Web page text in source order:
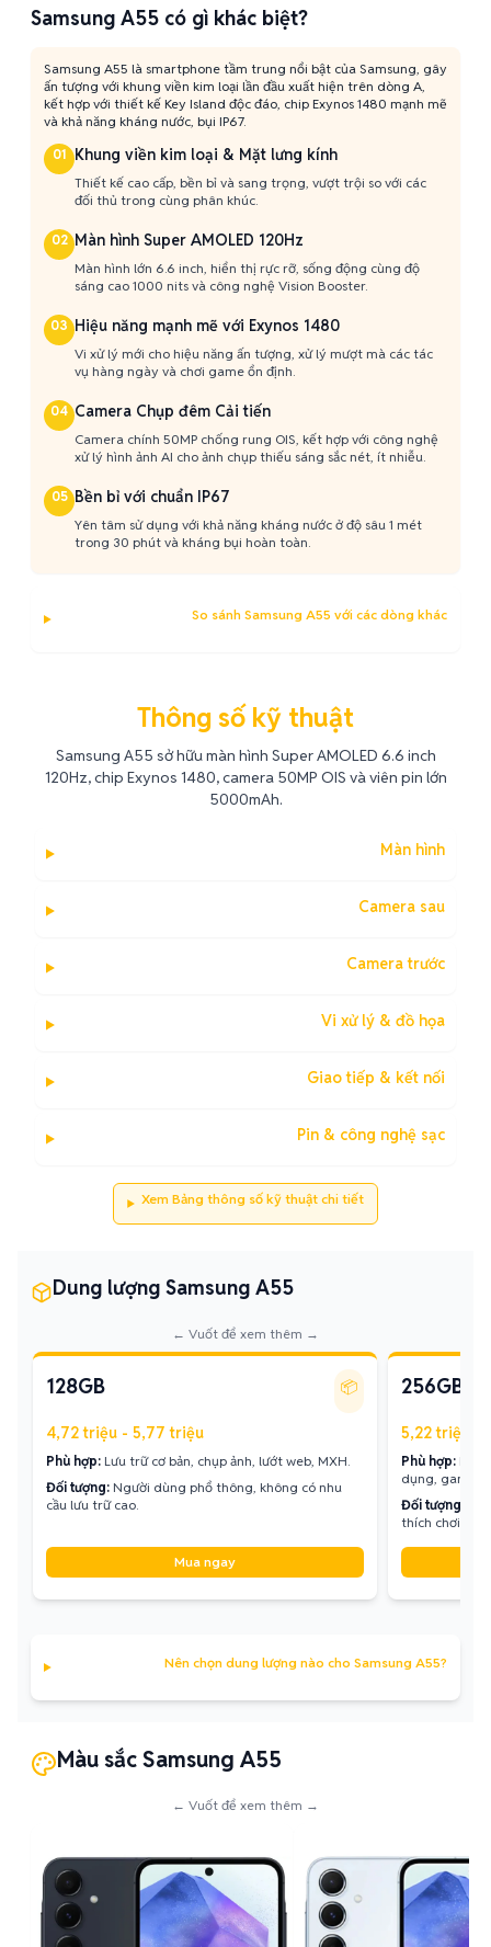
Samsung A55 có gì khác biệt?
Samsung A55 là smartphone tầm trung nổi bật của Samsung, gây
ấn tượng với khung viền kim loại lần đầu xuất hiện trên dòng A,
kết hợp với thiết kế Key Island độc đáo, chip Exynos 1480 mạnh mẽ
và khả năng kháng nước, bụi IP67.
01 Khung viền kim loại & Mặt lưng kính
Thiết kế cao cấp, bền bỉ và sang trọng, vượt trội so với các
đối thủ trong cùng phân khúc.
02 Màn hình Super AMOLED 120Hz
Màn hình lớn 6.6 inch, hiển thị rực rỡ, sống động cùng độ
sáng cao 1000 nits và công nghệ Vision Booster.
03 Hiệu năng mạnh mẽ với Exynos 1480
Vi xử lý mới cho hiệu năng ấn tượng, xử lý mượt mà các tác
vụ hàng ngày và chơi game ổn định.
04 Camera Chụp đêm Cải tiến
Camera chính 50MP chống rung OIS, kết hợp với công nghệ
xử lý hình ảnh AI cho ảnh chụp thiếu sáng sắc nét, ít nhiễu.
05 Bền bỉ với chuẩn IP67
Yên tâm sử dụng với khả năng kháng nước ở độ sâu 1 mét
trong 30 phút và kháng bụi hoàn toàn.
So sánh Samsung A55 với các dòng khác
Thông số kỹ thuật
Samsung A55 sở hữu màn hình Super AMOLED 6.6 inch
120Hz, chip Exynos 1480, camera 50MP OIS và viên pin lớn
5000mAh.
Màn hình
Camera sau
Camera trước
Vi xử lý & đồ họa
Giao tiếp & kết nối
Pin & công nghệ sạc
Xem Bảng thông số kỹ thuật chi tiết
Dung lượng Samsung A55
← Vuốt để xem thêm →
128GB 📦
4,72 triệu - 5,77 triệu
Phù hợp: Lưu trữ cơ bản, chụp ảnh, lướt web, MXH.
Đối tượng: Người dùng phổ thông, không có nhu
cầu lưu trữ cao.
Mua ngay
256GB
5,22 triệu -
Phù hợp:
dụng, game.
Đối tượng:
thích chơi
Nên chọn dung lượng nào cho Samsung A55?
Màu sắc Samsung A55
← Vuốt để xem thêm →